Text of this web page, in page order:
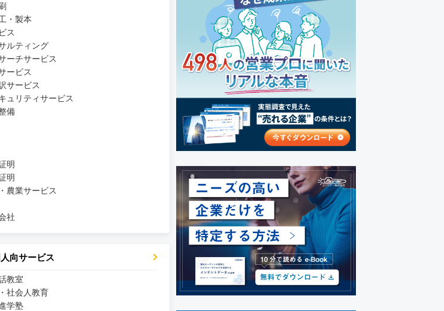
・製本
ス
ルティング
ーチサービス
ービス
サービス
ュリティサービス
備
明
明
農業サービス
社
向サービス
教室
社会人教育
学塾